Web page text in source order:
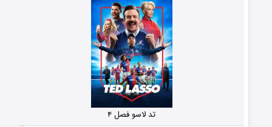
تد لاسو فصل ۴